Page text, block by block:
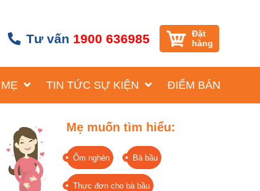
Tư vấn 1900 636985
Đặt
hàng
TIN TỨC SỰ KIỆN ĐIỂM BÁN
Mẹ muốn tìm hiểu:
Ốm nghén Bà bầu
Thực đơn cho bà bầu